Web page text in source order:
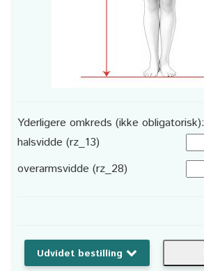
Yderligere omkreds (ikke obligatorisk):
halsvidde (rz_13)
overarmsvidde (rz_28)
Udvidet bestilling